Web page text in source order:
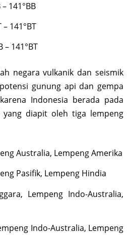
– 141°BB
– 141°BT
– 141°BT
negara vulkanik dan seismik
gunung api dan gempa
Indonesia berada pada
yang diapit oleh tiga lempeng
Australia, Lempeng Amerika
Pasifik, Lempeng Hindia
Lempeng Indo-Australia,
Indo-Australia, Lempeng